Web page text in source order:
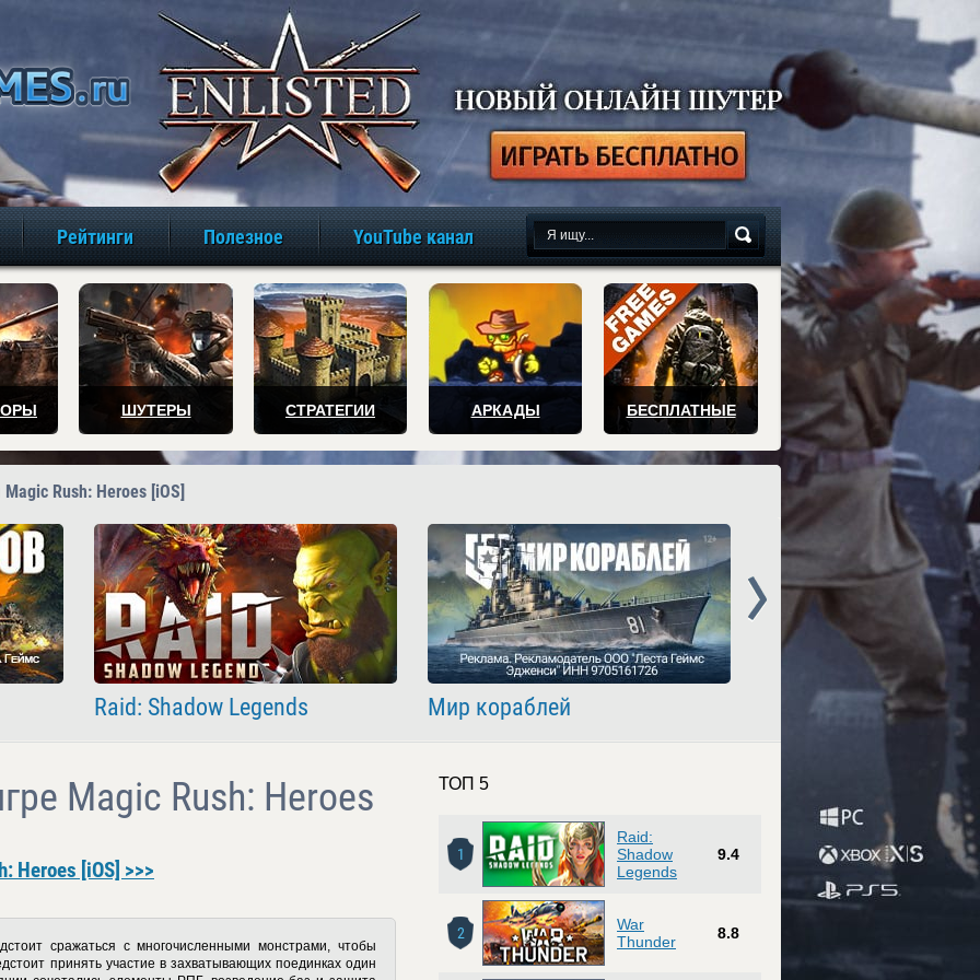
игры онлайн бесплатно
Рейтинги Полезное YouTube канал
ШУТЕРЫ СТРАТЕГИИ АРКАДЫ БЕСПЛАТНЫЕ
Rush: Heroes [iOS]
Raid: Shadow Legends Мир кораблей Crossout
Next
Magic Rush: Heroes
Heroes [iOS] >>>
сражаться с многочисленными монстрами, чтобы
принять участие в захватывающих поединках один
ТОП 5
1
Raid:
Shadow
Legends
9.4
2
War
Thunder
8.8